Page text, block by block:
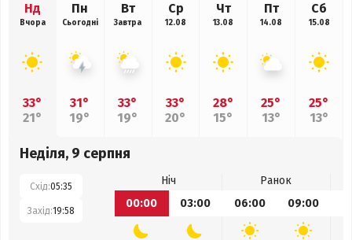
Нд
Вчора
33°
21°
Пн
Сьогодні
31°
19°
Вт
Завтра
33°
19°
Ср
12.08
33°
20°
Чт
13.08
28°
15°
Пт
14.08
25°
13°
Сб
15.08
25°
13°
Неділя, 9 серпня
Схід:05:35
Захід:19:58
Ніч
Ранок
00:00
03:00 06:00 09:00